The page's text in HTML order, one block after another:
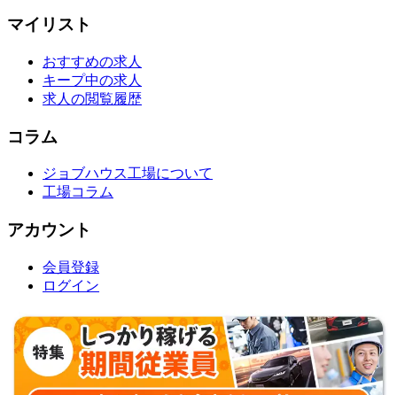
マイリスト
おすすめの求人
キープ中の求人
求人の閲覧履歴
コラム
ジョブハウス工場について
工場コラム
アカウント
会員登録
ログイン